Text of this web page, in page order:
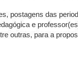
postagens das
e
outras, para a